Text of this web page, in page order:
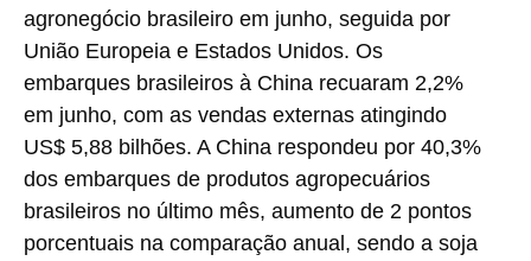
agronegócio brasileiro em junho, seguida por
União Europeia e Estados Unidos. Os
embarques brasileiros à China recuaram 2,2%
em junho, com as vendas externas atingindo
US$ 5,88 bilhões. A China respondeu por 40,3%
dos embarques de produtos agropecuários
brasileiros no último mês, aumento de 2 pontos
porcentuais na comparação anual, sendo a soja